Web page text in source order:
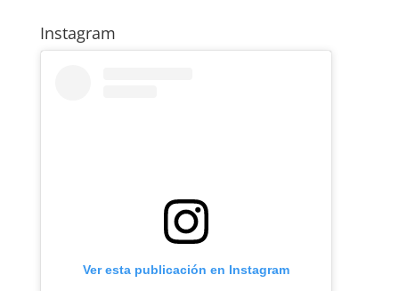
Instagram
Ver esta publicación en Instagram